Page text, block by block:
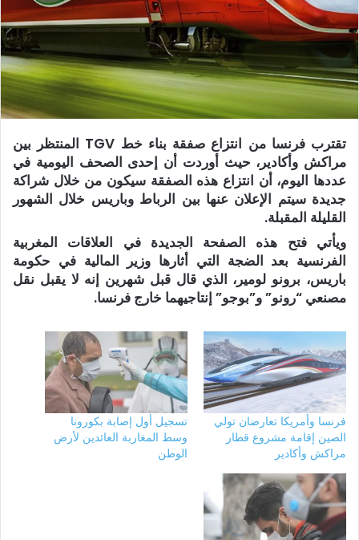
تقترب فرنسا من انتزاع صفقة بناء خط TGV المنتظر بين
مراكش وأكادير، حيث أوردت أن إحدى الصحف اليومية في
عددها اليوم، أن انتزاع هذه الصفقة سيكون من خلال شراكة
جديدة سيتم الإعلان عنها بين الرباط وباريس خلال الشهور
القليلة المقبلة.
ويأتي فتح هذه الصفحة الجديدة في العلاقات المغربية
الفرنسية بعد الضجة التي أثارها وزير المالية في حكومة
باريس، برونو لومير، الذي قال قبل شهرين إنه لا يقبل نقل
مصنعي “رونو” و”بوجو” إنتاجيهما خارج فرنسا.
فرنسا وأمريكا تعارضان تولي
الصين إقامة مشروع قطار
مراكش وأكادير
تسجيل أول إصابة بكورونا
وسط المغاربة العائدين لأرض
الوطن